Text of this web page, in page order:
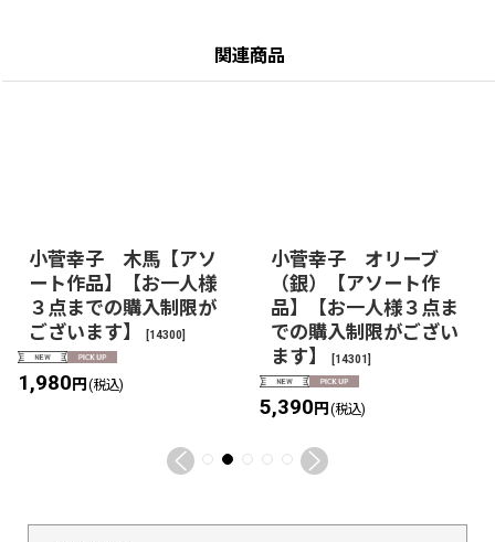
関連商品
小菅幸子 木馬【アソ
ート作品】【お一人様
３点までの購入制限が
ございます】
[14300]
1,980円 (税込)
小菅幸子 オリーブ
（銀）【アソート作
品】【お一人様３点ま
での購入制限がござい
ます】
[14301]
5,390円 (税込)